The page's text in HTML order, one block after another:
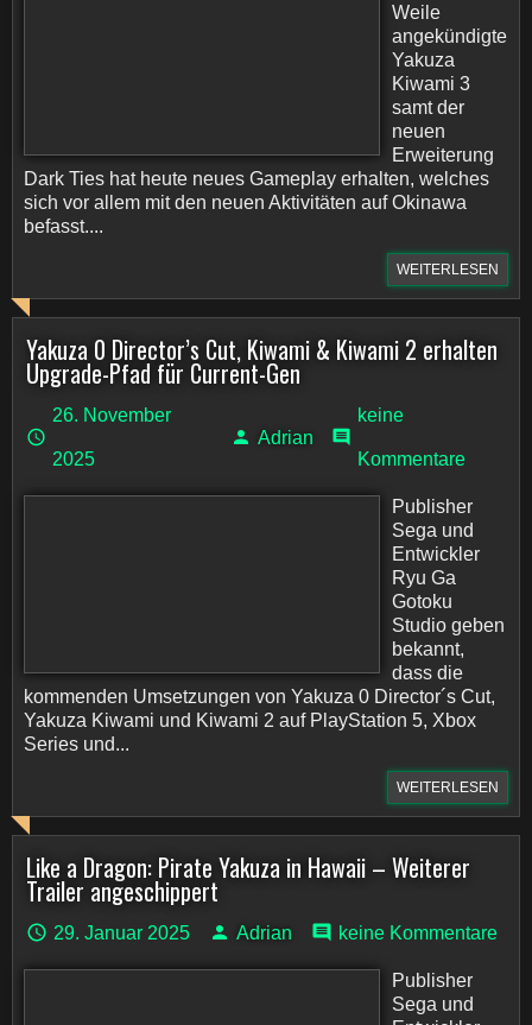
Weile
angekündigte
Yakuza
Kiwami 3
samt der
neuen
Erweiterung
Dark Ties hat heute neues Gameplay erhalten, welches
sich vor allem mit den neuen Aktivitäten auf Okinawa
befasst....
WEITERLESEN
Yakuza 0 Director’s Cut, Kiwami & Kiwami 2 erhalten
Upgrade-Pfad für Current-Gen
26. November
2025
Adrian
keine
Kommentare
Publisher
Sega und
Entwickler
Ryu Ga
Gotoku
Studio geben
bekannt,
dass die
kommenden Umsetzungen von Yakuza 0 Director´s Cut,
Yakuza Kiwami und Kiwami 2 auf PlayStation 5, Xbox
Series und...
WEITERLESEN
Like a Dragon: Pirate Yakuza in Hawaii – Weiterer
Trailer angeschippert
29. Januar 2025 Adrian keine Kommentare
Publisher
Sega und